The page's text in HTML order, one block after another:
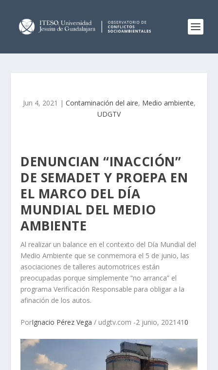
Jun 4, 2021 | Contaminación del aire, Medio ambiente,
UDGTV
DENUNCIAN “INACCIÓN”
DE SEMADET Y PROEPA EN
EL MARCO DEL DÍA
MUNDIAL DEL MEDIO
AMBIENTE
Al realizar un balance en el contexto del Día Mundial del
Medio Ambiente que se conmemora el 5 de junio, las
asociaciones de talleres automotrices están
preocupadas porque simplemente “no arranca” el
programa Verificación Responsable para obligar a la
afinación de los autos.
PorIgnacio Pérez Vega / udgtv.com -2 junio, 2021410